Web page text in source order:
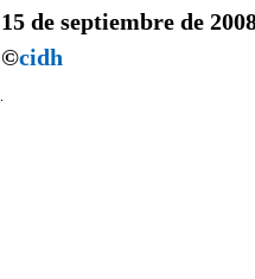
15 de septiembre de
©cidh